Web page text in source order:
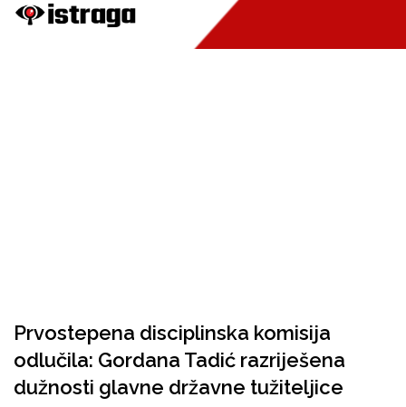
Prvostepena disciplinska komisija
odlučila: Gordana Tadić razriješena
dužnosti glavne državne tužiteljice